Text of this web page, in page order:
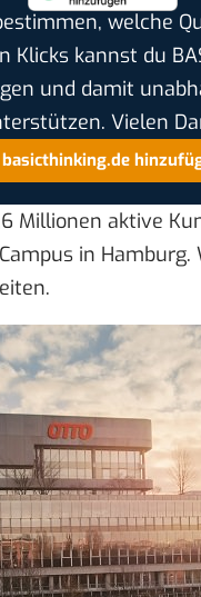
welche
Klicks kannst du
und damit
Vielen
Millionen aktive
in